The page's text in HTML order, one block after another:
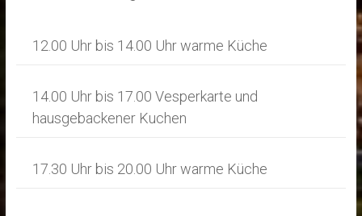
12.00 Uhr bis 14.00 Uhr warme Küche
14.00 Uhr bis 17.00 Vesperkarte und
hausgebackener Kuchen
17.30 Uhr bis 20.00 Uhr warme Küche